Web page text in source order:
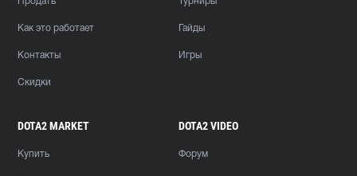
Как это работает
Контакты
Скидки
Гайды
Игры
DOTA2 MARKET
Купить
DOTA2 VIDEO
Форум